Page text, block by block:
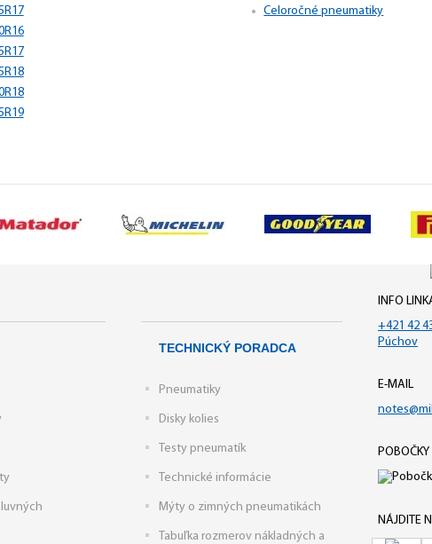
Celoročné pneumatiky
TECHNICKÝ PORADCA
Pneumatiky
Disky kolies
Testy pneumatík
Technické informácie
Mýty o zimných pneumatikách
Tabuľka rozmerov nákladných a
INFO
+421 42
Púchov
E-MAIL
POBOČKY
NÁJDITE